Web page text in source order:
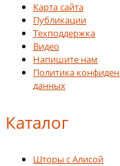
Карта сайта
Публикации
Техподдержка
Видео
Напишите нам
Политика
данных
Каталог
Шторы с Алисой